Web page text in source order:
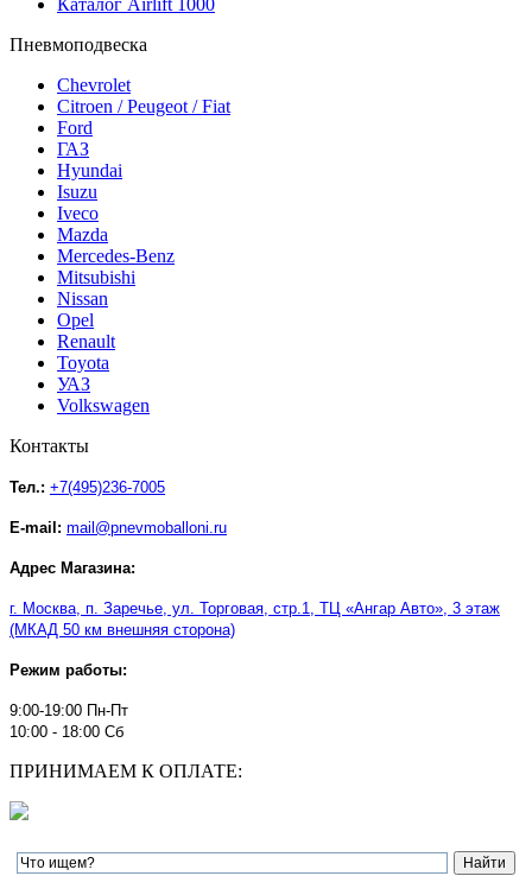
Пневмоподвеска
Chevrolet
Citroen / Peugeot / Fiat
Ford
ГАЗ
Hyundai
Isuzu
Iveco
Mazda
Mercedes-Benz
Mitsubishi
Nissan
Opel
Renault
Toyota
УАЗ
Volkswagen
Контакты
Тел.: +7(495)236-7005
E-mail: mail@pnevmoballoni.ru
Адрес Магазина:
г. Москва, п. Заречье, ул. Торговая, стр.1, ТЦ «Ангар Авто» , 3 этаж
(МКАД 50 км внешняя сторона)
Режим работы:
9:00-19:00 Пн-Пт
10:00 - 18:00 Сб
ПРИНИМАЕМ К ОПЛАТЕ: